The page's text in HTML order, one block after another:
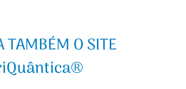
TAMBÉM O SITE